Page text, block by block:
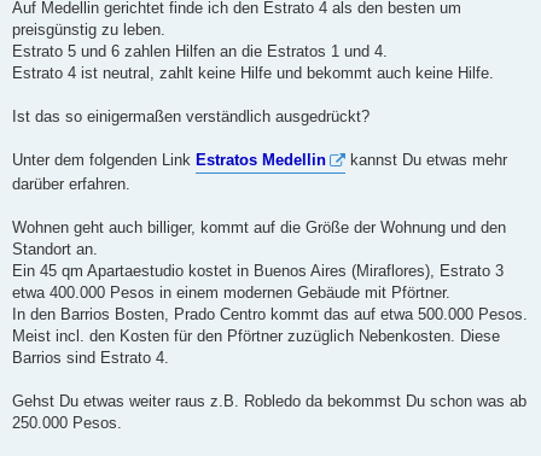
Auf Medellin gerichtet finde ich den Estrato 4 als den besten um
preisgünstig zu leben.
Estrato 5 und 6 zahlen Hilfen an die Estratos 1 und 4.
Estrato 4 ist neutral, zahlt keine Hilfe und bekommt auch keine Hilfe.
Ist das so einigermaßen verständlich ausgedrückt?
Unter dem folgenden Link Estratos Medellin
kannst Du etwas mehr
darüber erfahren.
Wohnen geht auch billiger, kommt auf die Größe der Wohnung und den
Standort an.
Ein 45 qm Apartaestudio kostet in Buenos Aires (Miraflores), Estrato 3
etwa 400.000 Pesos in einem modernen Gebäude mit Pförtner.
In den Barrios Bosten, Prado Centro kommt das auf etwa 500.000 Pesos.
Meist incl. den Kosten für den Pförtner zuzüglich Nebenkosten. Diese
Barrios sind Estrato 4.
Gehst Du etwas weiter raus z.B. Robledo da bekommst Du schon was ab
250.000 Pesos.